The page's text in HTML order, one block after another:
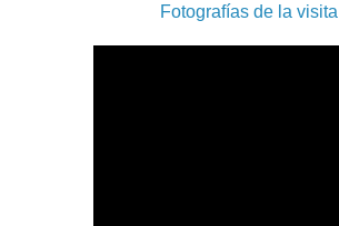
Fotografías de la visita